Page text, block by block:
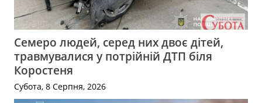
Семеро людей, серед них двоє дітей,
травмувалися у потрійній ДТП біля
Коростеня
Субота, 8 Серпня, 2026